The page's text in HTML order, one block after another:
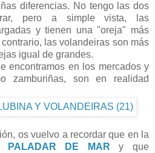
diferencias. No tengo las dos
pero a simple vista, las
y tienen una "oreja" más
las volandeiras son más
igual de grandes.
encontramos en los mercados y
zamburiñas, son en realidad
os vuelvo a recordar que en la
PALADAR DE MAR y que